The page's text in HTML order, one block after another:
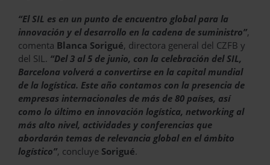
“El SIL es en un punto de encuentro global para la
innovación y el desarrollo en la cadena de suministro”,
comenta Blanca Sorigué, directora general del CZFB y
del SIL. “Del 3 al 5 de junio, con la celebración del SIL,
Barcelona volverá a convertirse en la capital mundial
de la logística. Este año contamos con la presencia de
empresas internacionales de más de 80 países, así
como lo último en innovación logística, networking al
más alto nivel, actividades y conferencias que
abordarán temas de relevancia global en el ámbito
logístico”, concluye Sorigué.